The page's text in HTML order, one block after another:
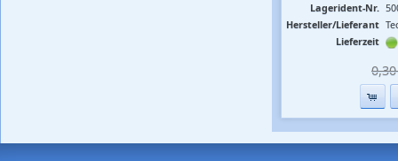
Lagerident-Nr.
Hersteller/Lieferant
Lieferzeit
0,30